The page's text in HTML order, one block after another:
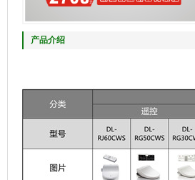
产品介绍